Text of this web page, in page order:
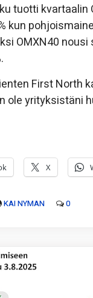
tuotti kvartaalin
kun
OMXN40
First North
ole yrityksistäni
X
KAI NYMAN 0